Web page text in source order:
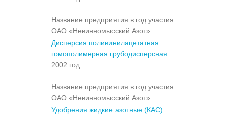
Название предприятия в год участия:
ОАО «Невинномысский Азот»
Дисперсия поливинилацетатная
гомополимерная грубодисперсная
2002 год
Название предприятия в год участия:
ОАО «Невинномысский Азот»
Удобрения жидкие азотные (КАС)